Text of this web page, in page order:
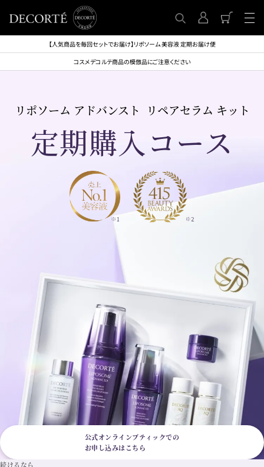
【人気商品を毎回セットでお届け】リポソーム 美容液 定期お届け便
コスメデコルテ商品の模倣品にご注意ください
リポソーム アドバンスト リペアセラム キット
定期購入コース
Beaute Research調べ 2026年4月「日本 2026年第1四半期版レポート(C
opyright©2026 Beauté Research SAS)」における百貨店プレステージスキ
ンケア市場の2023年1月〜2026年3月 累計売上金額ベース
Beaute Research調べ 2026年4月「日本 2026年第1四半期版レポート(Copy
right©2026 Beauté Research SAS)」における百貨店プレステージ美容液市
場の2023年1月〜2026年3月 累計売上金額ベース
雑誌・WEB等のメディアにおけるリポソームシリーズの累計受賞総数(20
26年6月末時点)
＊画像は75mL定期お届け便の3回分のお渡しイメージです。各回のキット内
容や包装とは異なります。
このページは
「定期購入コースを店頭で申し込みの場合」の
ご案内ページです。
オンラインでお申し込みの場合は
下記よりご確認ください。
公式オンラインブティックでの
お申し込みはこちら
続けるなら